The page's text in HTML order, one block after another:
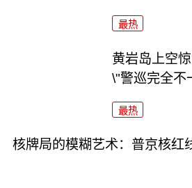
最热
黄岩岛上空
\"警巡完全不
最热
核牌局的模糊艺术：普京核红